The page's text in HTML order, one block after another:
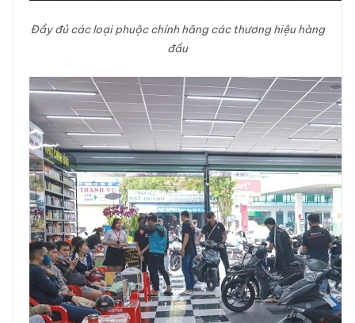
Đầy đủ các loại phuộc chính hãng các thương hiệu hàng
đầu